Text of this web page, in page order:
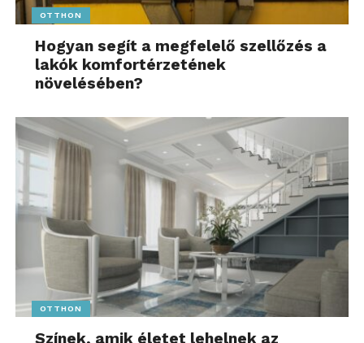
OTTHON
Hogyan segít a megfelelő szellőzés a
lakók komfortérzetének
növelésében?
OTTHON
Színek, amik életet lehelnek az